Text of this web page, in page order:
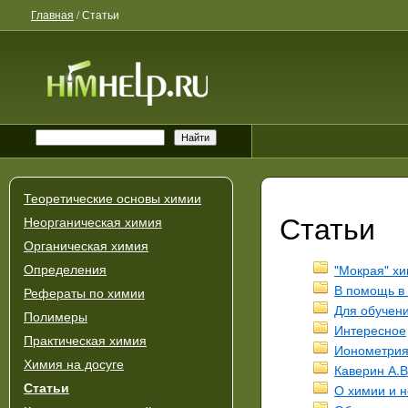
Главная /Статьи
Теоретические основы химии
Неорганическая химия
Органическая химия
Определения
Рефераты по химии
Полимеры
Практическая химия
Химия на досуге
Статьи
Статьи
"Мокрая"
В помощь в
Для
Интересное
Ионометрия
Каверин
О химии и